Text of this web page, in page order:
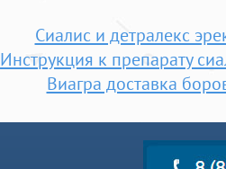
Сиалис и детралекс
Инструкция к препарату
Виагра доставка